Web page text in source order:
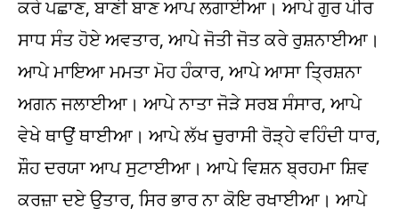
ਕਰੇ ਪਛਾਣ, ਬਾਣੀ ਬਾਣ ਆਪ ਲਗਾਈਆ। ਆਪੇ ਗੁਰ ਪੀਰ
ਸਾਧ ਸੰਤ ਹੋਏ ਅਵਤਾਰ, ਆਪੇ ਜੋਤੀ ਜੋਤ ਕਰੇ ਰੁਸ਼ਨਾਈਆ।
ਆਪੇ ਮਾਇਆ ਮਮਤਾ ਮੋਹ ਹੰਕਾਰ, ਆਪੇ ਆਸਾ ਤ੍ਰਿਸ਼ਨਾ
ਅਗਨ ਜਲਾਈਆ। ਆਪੇ ਨਾਤਾ ਜੋੜੇ ਸਰਬ ਸੰਸਾਰ, ਆਪੇ
ਵੇਖੇ ਥਾਉਂ ਥਾਈਆ। ਆਪੇ ਲੱਖ ਚੁਰਾਸੀ ਰੋੜ੍ਹੇ ਵਹਿੰਦੀ ਧਾਰ,
ਸ਼ੌਹ ਦਰਯਾ ਆਪ ਸੁਟਾਈਆ। ਆਪੇ ਵਿਸ਼ਨ ਬ੍ਰਹਮਾ ਸ਼ਿਵ
ਕਰਜ਼ਾ ਦਏ ਉਤਾਰ, ਸਿਰ ਭਾਰ ਨਾ ਕੋਇ ਰਖਾਈਆ। ਆਪੇ